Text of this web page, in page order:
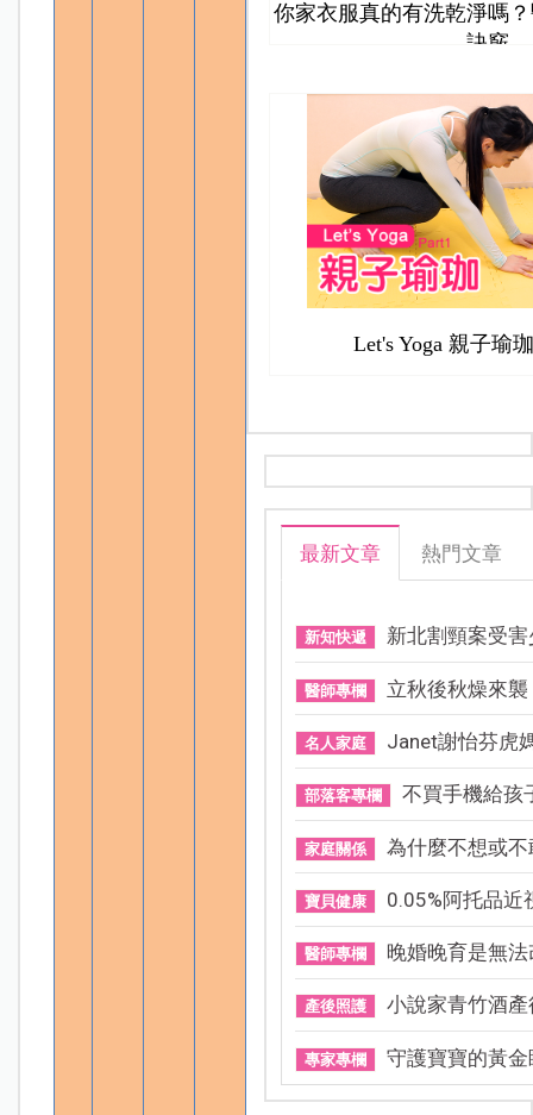
你家衣服真的有洗乾淨嗎
訣竅
Let's Yoga 親子瑜
最新文章 熱門文章
新知快遞 新北割頸案受
醫師專欄 立秋後秋燥來
名人家庭 Janet謝怡芬虎媽
部落客專欄 不買手機給孩子
家庭關係 為什麼不想或不
寶貝健康 0.05%阿托品近視
醫師專欄 晚婚晚育是無
產後照護 小說家青竹酒
專家專欄 守護寶寶的黃